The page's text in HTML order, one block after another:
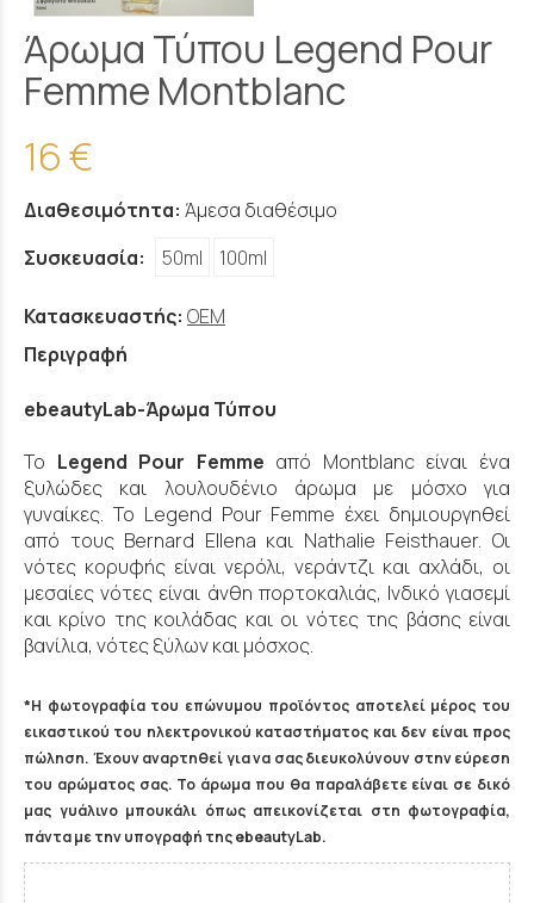
Άρωμα Τύπου Legend Pour
Femme Montblanc
16 €
Διαθεσιμότητα: Άμεσα διαθέσιμο
Συσκευασία:
50ml 100ml
Κατασκευαστής: OEM
Περιγραφή
ebeautyLab-Άρωμα Τύπου
Το Legend Pour Femme από Montblanc είναι ένα
ξυλώδες και λουλουδένιο άρωμα με μόσχο για
γυναίκες. Το Legend Pour Femme έχει δημιουργηθεί
από τους Bernard Ellena και Nathalie Feisthauer. Οι
νότες κορυφής είναι νερόλι, νεράντζι και αχλάδι, οι
μεσαίες νότες είναι άνθη πορτοκαλιάς, Ινδικό γιασεμί
και κρίνο της κοιλάδας και οι νότες της βάσης είναι
βανίλια, νότες ξύλων και μόσχος.
*Η φωτογραφία του επώνυμου προϊόντος αποτελεί μέρος του
εικαστικού του ηλεκτρονικού καταστήματος και δεν είναι προς
πώληση. Έχουν αναρτηθεί για να σας διευκολύνουν στην εύρεση
του αρώματος σας. Το άρωμα που θα παραλάβετε είναι σε δικό
μας γυάλινο μπουκάλι όπως απεικονίζεται στη φωτογραφία,
πάντα με την υπογραφή της ebeautyLab.